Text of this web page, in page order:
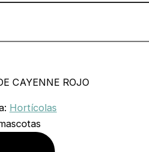
CAYENNE ROJO
Hortícolas